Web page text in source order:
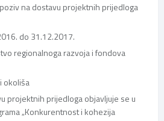
na dostavu projektnih prijedloga
do 31.12.2017.
regionalnoga razvoja i fondova
okoliša
projektnih prijedloga objavljuje se u
„Konkurentnost i kohezija